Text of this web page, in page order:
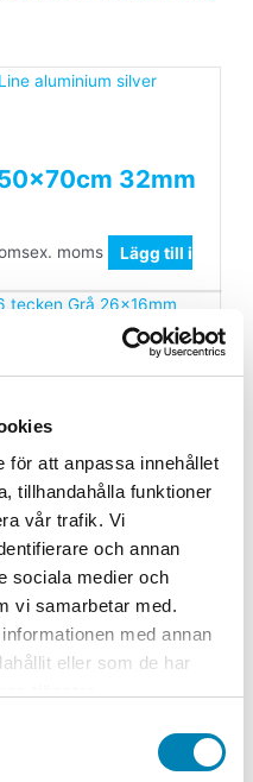
för att anpassa innehållet
tillhandahålla funktioner
vår trafik. Vi
och annan
sociala medier och
vi samarbetar med.
med annan
eller som de har
32mm
ex. moms
Lägg till i
1-rad 6 tecken
Lägg till i
50x70cm
vit A3L